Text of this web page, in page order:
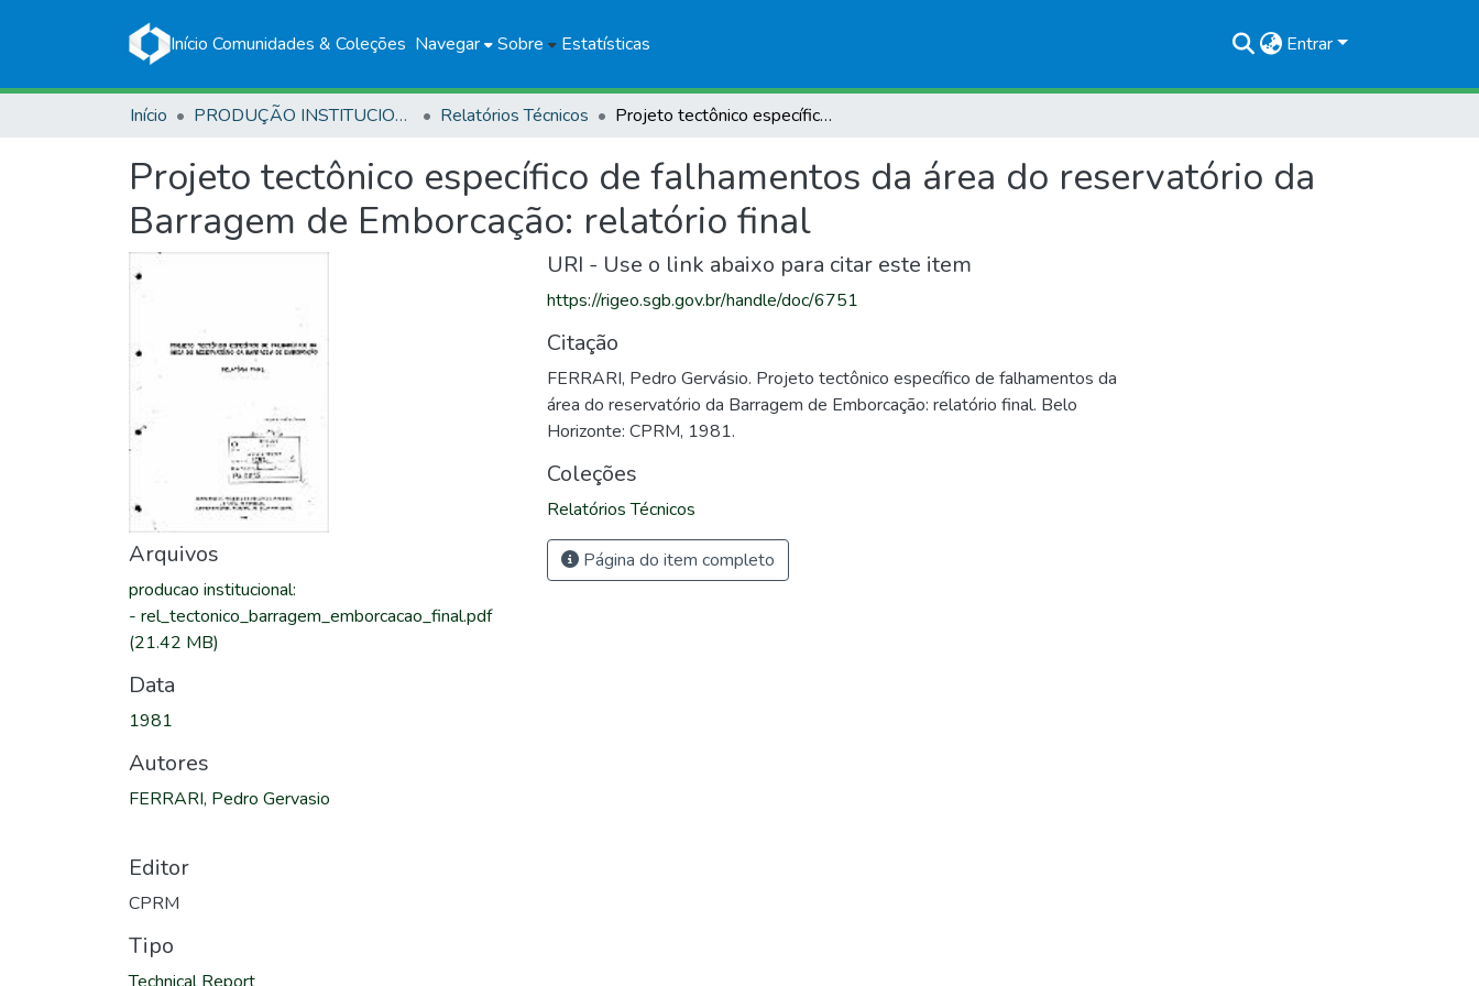
Início Comunidades & Coleções Navegar Sobre Estatísticas Entrar
Início PRODUÇÃO INSTITUCIONAL Relatórios Técnicos Projeto tectônico específico de falhamentos da área do reservatório da Barragem de Emborcação: relatório final
Projeto tectônico específico de falhamentos da área do reservatório da
Barragem de Emborcação: relatório final
Arquivos
producao institucional:
- rel_tectonico_barragem_emborcacao_final.pdf
(21.42 MB)
Data
1981
Autores
FERRARI, Pedro Gervasio
Editor
CPRM
Tipo
URI - Use o link abaixo para citar este item
https://rigeo.sgb.gov.br/handle/doc/6751
Citação
FERRARI, Pedro Gervásio. Projeto tectônico específico de falhamentos da
área do reservatório da Barragem de Emborcação: relatório final. Belo
Horizonte: CPRM, 1981.
Coleções
Relatórios Técnicos
Página do item completo